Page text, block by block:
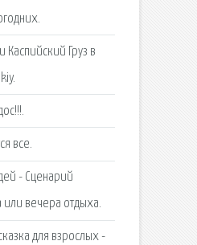
Каспийский Груз в
все.
- Сценарий
или вечера отдыха.
для взрослых -